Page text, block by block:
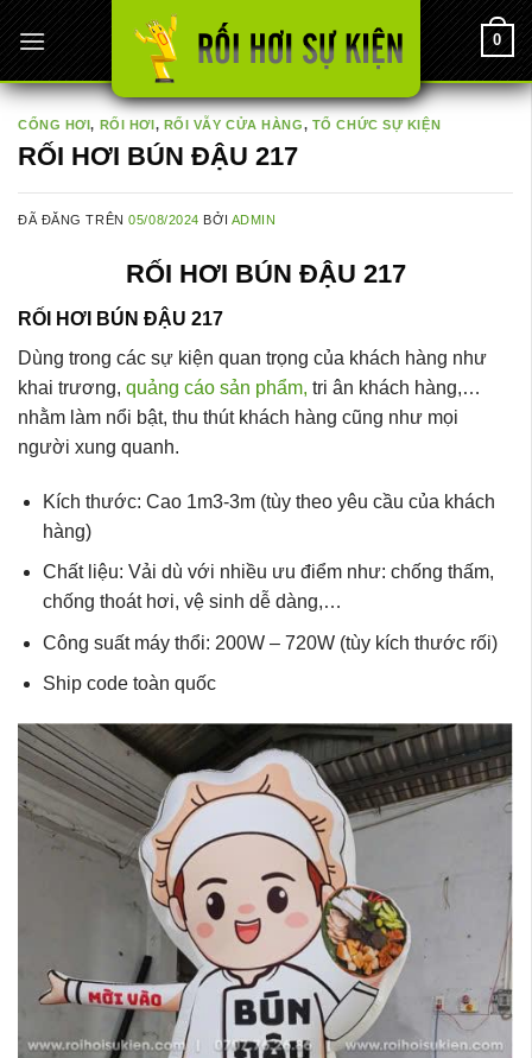
Chuyển
đến
nội
dung
0
CỔNG HƠI, RỐI HƠI, RỐI VẪY CỬA HÀNG, TỔ CHỨC SỰ KIỆN
RỐI HƠI BÚN ĐẬU 217
ĐÃ ĐĂNG TRÊN05/08/2024 BỞI ADMIN
RỐI HƠI BÚN ĐẬU 217
RỐI HƠI BÚN ĐẬU 217
Dùng trong các sự kiện quan trọng của khách hàng như
khai trương, quảng cáo sản phẩm, tri ân khách hàng,…
nhằm làm nổi bật, thu thút khách hàng cũng như mọi
người xung quanh.
Kích thước: Cao 1m3-3m (tùy theo yêu cầu của khách
hàng)
Chất liệu: Vải dù với nhiều ưu điểm như: chống thấm,
chống thoát hơi, vệ sinh dễ dàng,…
Công suất máy thổi: 200W – 720W (tùy kích thước rối)
Ship code toàn quốc